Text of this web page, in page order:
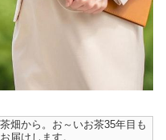
畑から。お～いお茶35年目も
届けします。